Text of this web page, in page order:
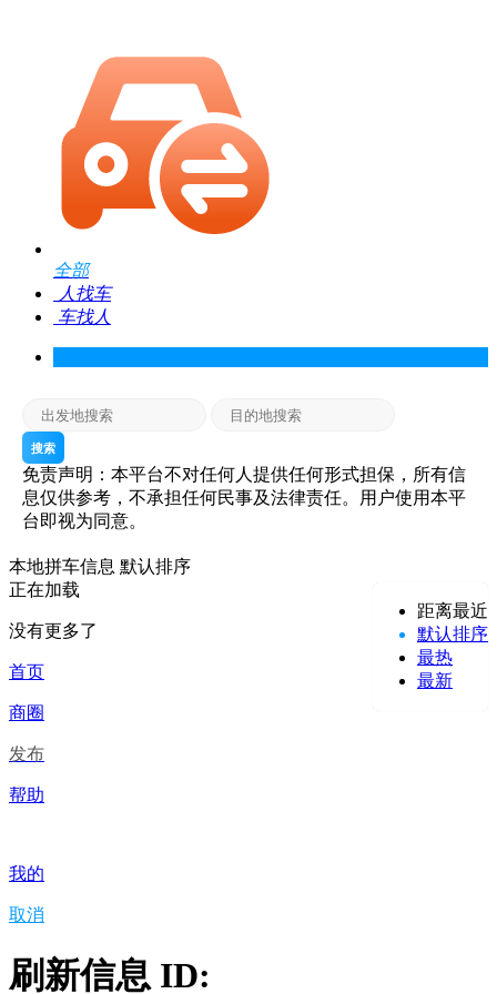
全部
人找车
车找人
搜索
免责声明：本平台不对任何人提供任何形式担保，所有信
息仅供参考，不承担任何民事及法律责任。用户使用本平
台即视为同意。
本地拼车信息 默认排序
距离最近
默认排序
最热
最新
正在加载
没有更多了
首页
商圈
发布
帮助
我的
取消
刷新信息 ID: